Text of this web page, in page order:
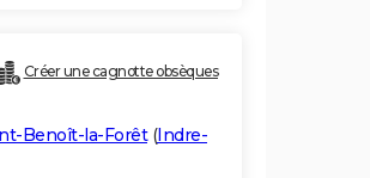
Créer une cagnotte obsèques
Benoît-la-Forêt(Indre-